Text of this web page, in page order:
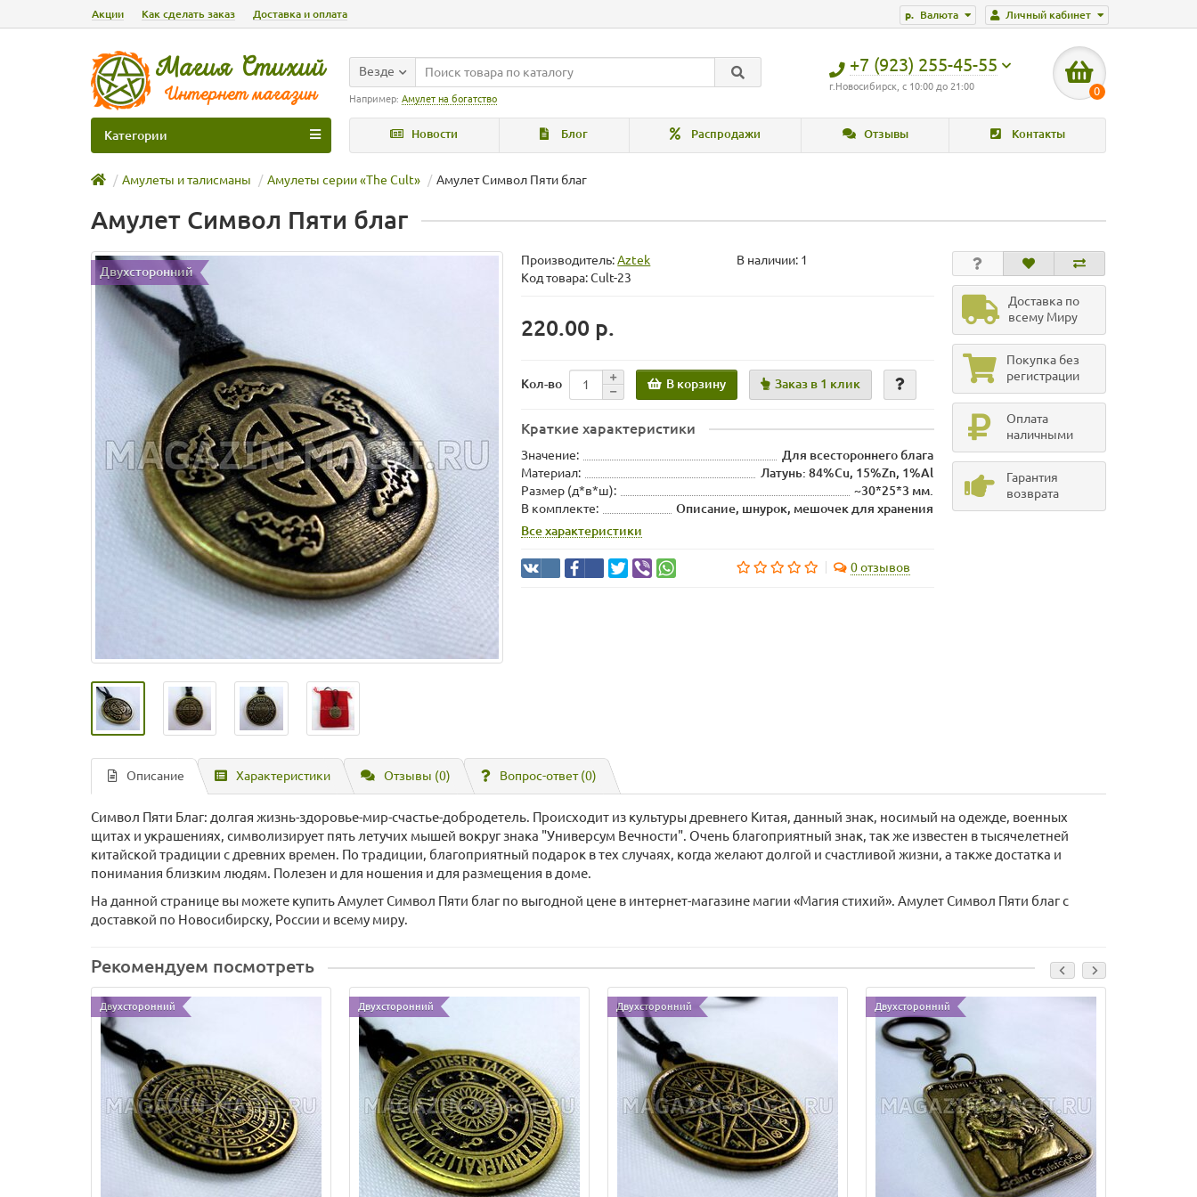
Личный кабинет
р. Валюта
Акции Как сделать заказ Доставка и оплата
+7 (923) 255-45-55
г.Новосибирск, с 10:00 до 21:00 0
Везде
Например: Амулет на богатство
Новости Блог Распродажи Отзывы Контакты
Категории
Амулеты и талисманы Амулеты серии «The Cult» Амулет Символ Пяти благ
Амулет Символ Пяти благ
Двухсторонний
Производитель:Aztek
В наличии: 1
Код товара: Cult-23
220.00 р.
Кол-во В корзину Заказ в 1 клик
Краткие характеристики
Значение:
Для всестороннего блага
Материал:
Латунь: 84%Cu, 15%Zn, 1%Al
Размер (д*в*ш):
~30*25*3 мм.
В комплекте:
Описание, шнурок, мешочек для хранения
Все характеристики
0 отзывов
Доставка по
всему Миру
Покупка без
регистрации
Оплата
наличными
Гарантия
возврата
Описание Характеристики Отзывы (0) Вопрос-ответ(0)
Символ Пяти Благ: долгая жизнь-здоровье-мир-счастье-добродетель. Происходит из культуры древнего Китая, данный знак, носимый на одежде, военных
щитах и украшениях, символизирует пять летучих мышей вокруг знака "Универсум Вечности". Очень благоприятный знак, так же известен в тысячелетней
китайской традиции с древних времен. По традиции, благоприятный подарок в тех случаях, когда желают долгой и счастливой жизни, а также достатка и
понимания близким людям. Полезен и для ношения и для размещения в доме.
На данной странице вы можете купить Амулет Символ Пяти благ по выгодной цене в интернет-магазине магии «Магия стихий». Амулет Символ Пяти благ с
доставкой по Новосибирску, России и всему миру.
Рекомендуем посмотреть
Двухсторонний Двухсторонний Двухсторонний Двухсторонний